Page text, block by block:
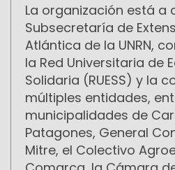
La organización está a
Subsecretaría de
Atlántica de la UNRN,
la Red Universitaria de
Solidaria (RUESS) y la
múltiples entidades,
municipalidades de
Patagones, General
Mitre, el Colectivo